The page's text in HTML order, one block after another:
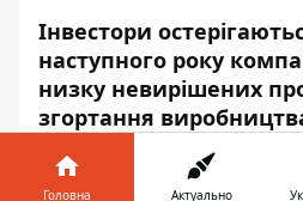
Інвестори
наступного року
низку невирішених
згортання
Шанхаї та занижений
налаштований
Головна Актуально